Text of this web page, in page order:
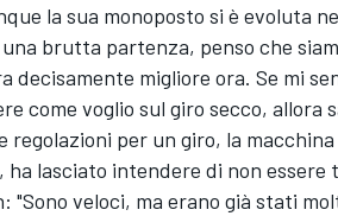
la sua monoposto si è evoluta
una brutta partenza, penso che
decisamente migliore ora. Se mi
come voglio sul giro secco, allora
regolazioni per un giro, la
ha lasciato intendere di non
"Sono veloci, ma erano già stati